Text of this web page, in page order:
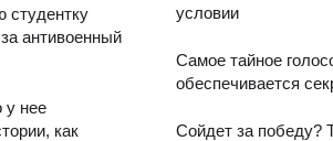
студентку
антивоенный
у нее
как
условии
Самое тайное
обеспечивается
Сойдет за победу?